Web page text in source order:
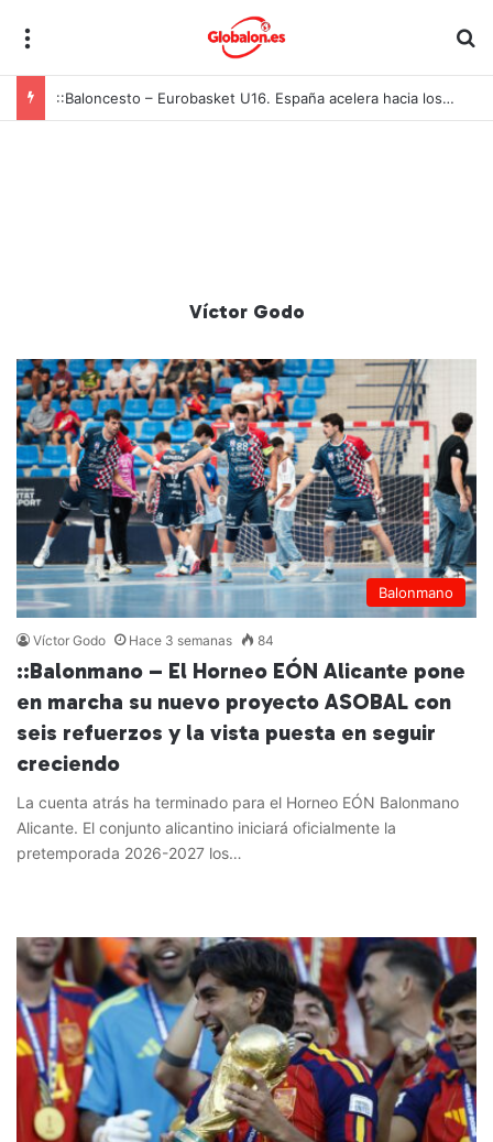
::Baloncesto – Eurobasket U16. España acelera hacia los octavos tras una exhibición colectiva ante Georgia
Víctor Godo
Balonmano
Víctor Godo Hace 3 semanas 84
::Balonmano – El Horneo EÓN Alicante pone
en marcha su nuevo proyecto ASOBAL con
seis refuerzos y la vista puesta en seguir
creciendo
La cuenta atrás ha terminado para el Horneo EÓN Balonmano
Alicante. El conjunto alicantino iniciará oficialmente la
pretemporada 2026-2027 los…